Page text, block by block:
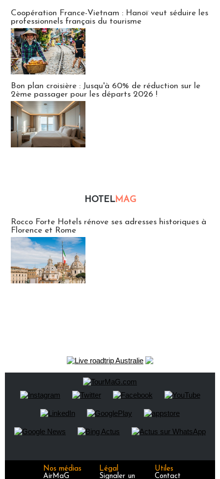
Coopération France-Vietnam : Hanoï veut séduire les
professionnels français du tourisme
Bon plan croisière : Jusqu'à 60% de réduction sur le
2ème passager pour les départs 2026 !
HOTELMAG
Rocco Forte Hotels rénove ses adresses historiques à
Florence et Rome
Nos médias
AirMaG
Légal
Signaler un
Utiles
Contact